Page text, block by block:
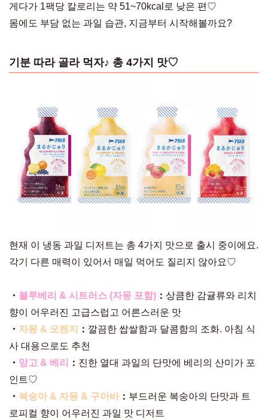
게다가 1팩당 칼로리는 약 51~70kcal로 낮은 편♡
몸에도 부담 없는 과일 습관, 지금부터 시작해볼까요?
기분 따라 골라 먹자♪ 총 4가지 맛♡
현재 이 냉동 과일 디저트는 총 4가지 맛으로 출시 중이에요.
각기 다른 매력이 있어서 매일 먹어도 질리지 않아요♡
・ 블루베리 & 시트러스 (자몽 포함) ： 상큼한 감귤류와 리치
향이 어우러진 고급스럽고 어른스러운 맛
・ 자몽 & 오렌지 ： 깔끔한 쌉쌀함과 달콤함의 조화. 아침 식
사 대용으로도 추천
・ 망고 & 베리 ： 진한 열대 과일의 단맛에 베리의 산미가 포
인트♡
・ 복숭아 & 자몽 & 구아바： 부드러운 복숭아의 단맛과 트
로피컬 향이 어우러진 과일 맛 디저트